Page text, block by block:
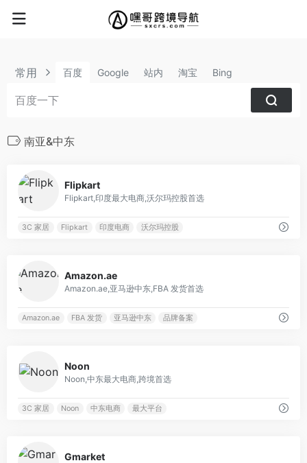
常用 百度 Google 站内 淘宝 Bing
南亚&中东
Flipkart
Flipkart,印度最大电商,沃尔玛控股首选
3C 家居 Flipkart 印度电商 沃尔玛控股
Amazon.ae
Amazon.ae,亚马逊中东,FBA 发货首选
Amazon.ae FBA 发货 亚马逊中东 品牌备案
Noon
Noon,中东最大电商,跨境首选
3C 家居 Noon 中东电商 最大平台
Gmarket